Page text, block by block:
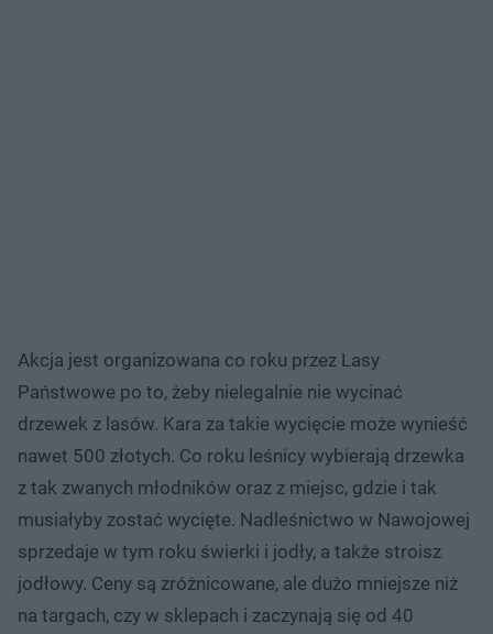
Akcja jest organizowana co roku przez Lasy
Państwowe po to, żeby nielegalnie nie wycinać
drzewek z lasów. Kara za takie wycięcie może wynieść
nawet 500 złotych. Co roku leśnicy wybierają drzewka
z tak zwanych młodników oraz z miejsc, gdzie i tak
musiałyby zostać wycięte. Nadleśnictwo w Nawojowej
sprzedaje w tym roku świerki i jodły, a także stroisz
jodłowy. Ceny są zróżnicowane, ale dużo mniejsze niż
na targach, czy w sklepach i zaczynają się od 40